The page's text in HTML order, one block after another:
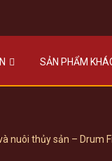
SẢN PHẨM
nuôi thủy sản –